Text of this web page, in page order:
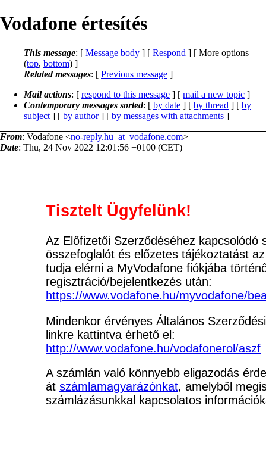
Vodafone értesítés
This message: [ Message body ] [ Respond ] [ More options
(top, bottom) ]
Related messages: [ Previous message ]
Mail actions: [ respond to this message ] [ mail a new topic ]
Contemporary messages sorted: [ by date ] [ by thread ] [ by
subject ] [ by author] [ by messages with attachments ]
From: Vodafone <no-reply.hu_at_vodafone.com>
Date: Thu, 24 Nov 2022 12:01:56 +0100 (CET)
Tisztelt Ügyfelünk!
Az Előfizetői Szerződéséhez kapcsolódó
összefoglalót és előzetes tájékoztatást
tudja elérni a MyVodafone fiókjába
regisztráció/bejelentkezés után:
https://www.vodafone.hu/myvodafone/
Mindenkor érvényes Általános
linkre kattintva érhető el:
http://www.vodafone.hu/vodafonerol/aszf
A számlán való könnyebb eligazodás
át számlamagyarázónkat, amelyből
számlázásunkkal kapcsolatos